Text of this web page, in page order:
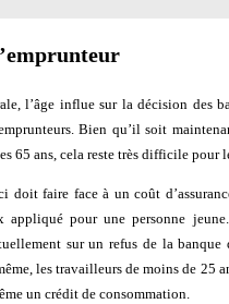
l’âge influe sur la décision des
Bien qu’il soit
65 ans, cela reste très difficile pour
doit faire face à un coût
appliqué pour une personne
sur un refus de la
les travailleurs de moins de 25
un crédit de consommation.